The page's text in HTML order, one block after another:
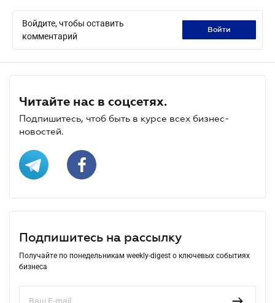
Войдите, чтобы оставить
комментарий
войти
Читайте нас в соцсетях.
Подпишитесь, чтоб быть в курсе всех бизнес-
новостей.
Подпишитесь на рассылку
Получайте по понедельникам weekly-digest о ключевых событиях
бизнеса